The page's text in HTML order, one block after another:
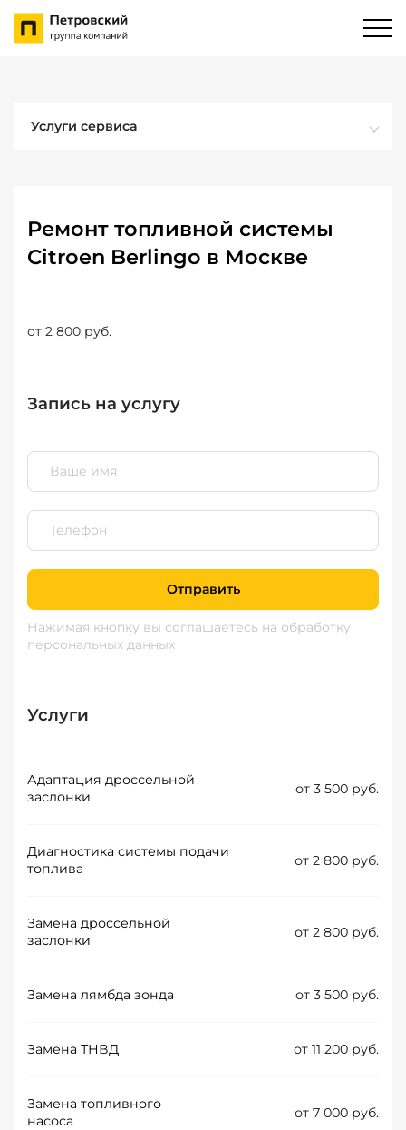
Услуги сервиса
Ремонт топливной системы
Citroen Berlingo в Москве
от 2 800 руб.
Запись на услугу
Отправить
Нажимая кнопку вы соглашаетесь на обработку
персональных данных
Услуги
Адаптация дроссельной
заслонки
от 3 500 руб.
Диагностика системы подачи
топлива
от 2 800 руб.
Замена дроссельной
заслонки
от 2 800 руб.
Замена лямбда зонда от 3 500 руб.
Замена ТНВД от 11 200 руб.
Замена топливного
насоса
от 7 000 руб.